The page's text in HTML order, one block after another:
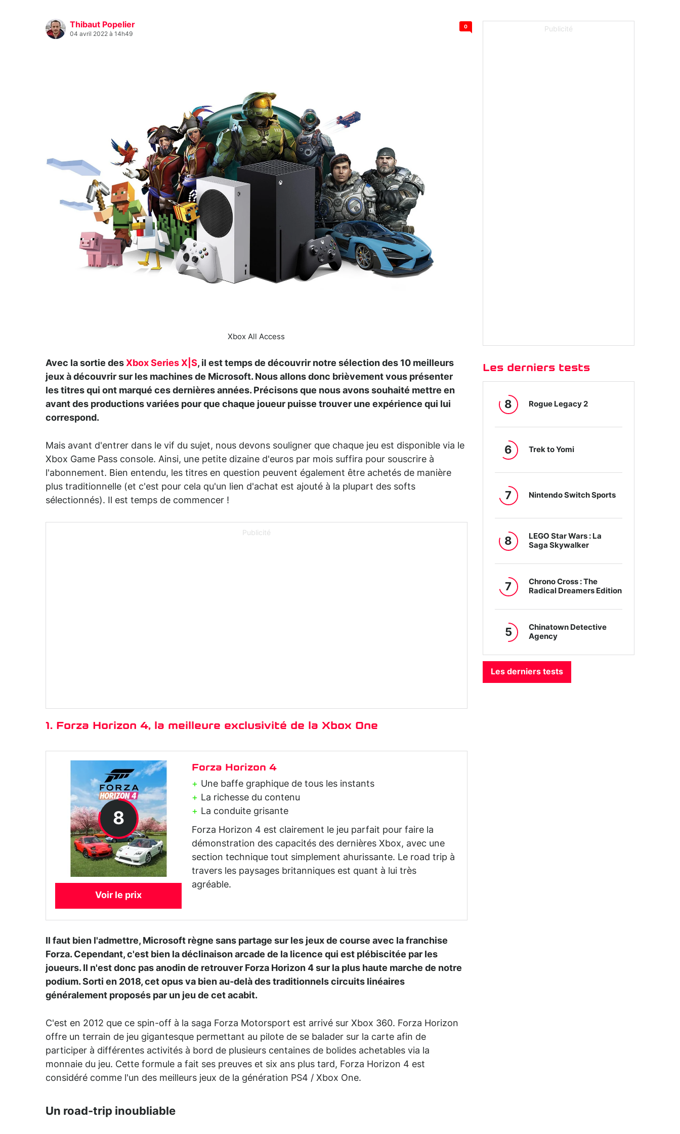
Thibaut Popelier
04 avril 2022 à 14h49
0
Xbox All Access
Avec la sortie des Xbox Series X|S, il est temps de découvrir notre sélection des 10 meilleurs
jeux à découvrir sur les machines de Microsoft. Nous allons donc brièvement vous présenter
les titres qui ont marqué ces dernières années. Précisons que nous avons souhaité mettre en
avant des productions variées pour que chaque joueur puisse trouver une expérience qui lui
correspond.
Mais avant d'entrer dans le vif du sujet, nous devons souligner que chaque jeu est disponible via le
Xbox Game Pass console. Ainsi, une petite dizaine d'euros par mois suffira pour souscrire à
l'abonnement. Bien entendu, les titres en question peuvent également être achetés de manière
plus traditionnelle (et c'est pour cela qu'un lien d'achat est ajouté à la plupart des softs
sélectionnés). Il est temps de commencer !
Publicité
1. Forza Horizon 4, la meilleure exclusivité de la Xbox One
8
Voir le prix
Forza Horizon 4
Une baffe graphique de tous les instants
La richesse du contenu
La conduite grisante
Forza Horizon 4 est clairement le jeu parfait pour faire la
démonstration des capacités des dernières Xbox, avec une
section technique tout simplement ahurissante. Le road trip à
travers les paysages britanniques est quant à lui très
agréable.
Il faut bien l'admettre, Microsoft règne sans partage sur les jeux de course avec la franchise
Forza. Cependant, c'est bien la déclinaison arcade de la licence qui est plébiscitée par les
joueurs. Il n'est donc pas anodin de retrouver Forza Horizon 4 sur la plus haute marche de notre
podium. Sorti en 2018, cet opus va bien au-delà des traditionnels circuits linéaires
généralement proposés par un jeu de cet acabit.
C'est en 2012 que ce spin-off à la saga Forza Motorsport est arrivé sur Xbox 360. Forza Horizon
offre un terrain de jeu gigantesque permettant au pilote de se balader sur la carte afin de
participer à différentes activités à bord de plusieurs centaines de bolides achetables via la
monnaie du jeu. Cette formule a fait ses preuves et six ans plus tard, Forza Horizon 4 est
considéré comme l'un des meilleurs jeux de la génération PS4 / Xbox One.
Un road-trip inoubliable
Publicité
Les derniers tests
8 Rogue Legacy 2
6 Trek to Yomi
7 Nintendo Switch Sports
8
LEGO Star Wars : La
Saga Skywalker
7
Chrono Cross : The
Radical Dreamers Edition
5
Chinatown Detective
Agency
Les derniers tests